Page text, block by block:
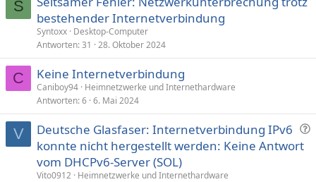
S
bestehender Internetverbindung
Syntoxx Desktop-Computer
Antworten 31 28. Oktober 2024
C Keine Internetverbindung
Caniboy94 Heimnetzwerke und Internethardware
Antworten 6 6. Mai 2024
V
F
Deutsche Glasfaser: Internetverbindung IPv6
konnte nicht hergestellt werden: Keine Antwort
vom DHCPv6-Server (SOL)
Vito0912 Heimnetzwerke und Internethardware